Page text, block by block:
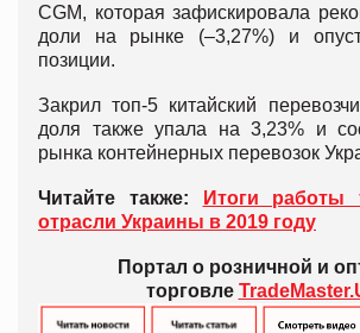
CGM, которая зафискировала
доли на рынке (–3,27%) и
позиции.
Закрил топ-5 китайский
доля также упала на 3,23% и
рынка контейнерных перевозок
Читайте также:
Итоги работы
отрасли Украины в 2019 году
Портал о розничной и
торговле